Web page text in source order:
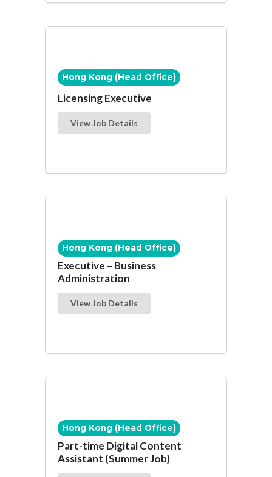
Hong Kong (Head Office)
Licensing Executive
View Job Details
Hong Kong (Head Office)
Executive – Business
Administration
View Job Details
Hong Kong (Head Office)
Part-time Digital Content
Assistant (Summer Job)